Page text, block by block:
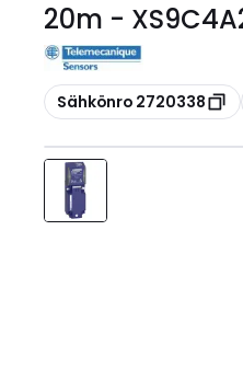
20m -
Kopioi
Sähkönro 2720338